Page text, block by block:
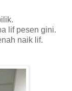
lif pesen gini.
naik lif.